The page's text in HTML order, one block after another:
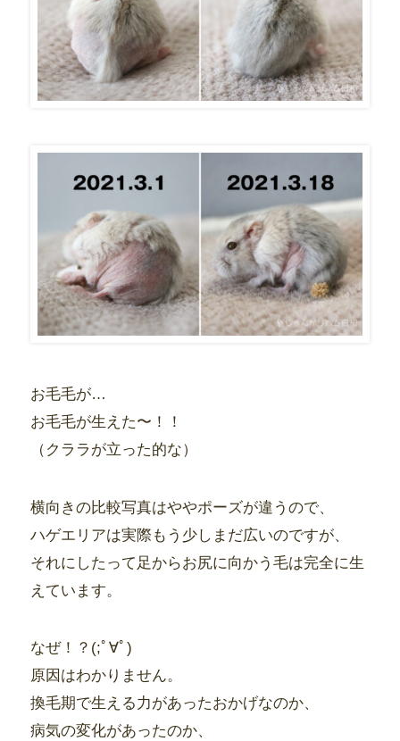
お毛毛が…
お毛毛が生えた〜！！
（クララが立った的な）
横向きの比較写真はややポーズが違うので、
ハゲエリアは実際もう少しまだ広いのですが、
それにしたって足からお尻に向かう毛は完全に生
えています。
なぜ！？(;ﾟ∀ﾟ)
原因はわかりません。
換毛期で生える力があったおかげなのか、
病気の変化があったのか、